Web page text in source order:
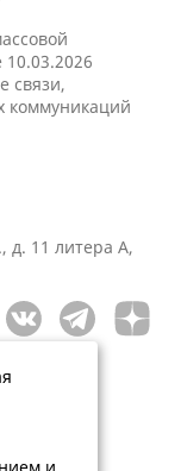
связи,
коммуникаций
д. 11 литера А,